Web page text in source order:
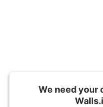
We need your